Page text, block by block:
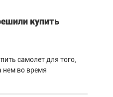
купить
самолет для того,
нем во время